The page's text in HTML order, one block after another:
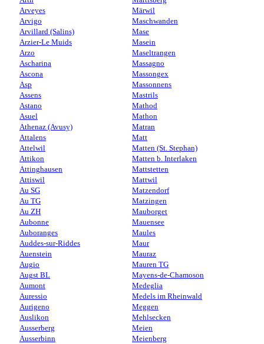
Arveyes
Arvigo
Arvillard (Salins)
Arzier-Le Muids
Arzo
Ascharina
Ascona
Asp
Assens
Astano
Asuel
Athenaz (Avusy)
Attalens
Attelwil
Attikon
Attinghausen
Attiswil
Au SG
Au TG
Au ZH
Aubonne
Auboranges
Auddes-sur-Riddes
Auenstein
Augio
Augst BL
Aumont
Auressio
Aurigeno
Auslikon
Ausserberg
Ausserbinn
Märwil
Maschwanden
Mase
Masein
Maseltrangen
Massagno
Massongex
Massonnens
Mastrils
Mathod
Mathon
Matran
Matt
Matten (St. Stephan)
Matten b. Interlaken
Mattstetten
Mattwil
Matzendorf
Matzingen
Mauborget
Mauensee
Maules
Maur
Mauraz
Mauren TG
Mayens-de-Chamoson
Medeglia
Medels im Rheinwald
Meggen
Mehlsecken
Meien
Meienberg